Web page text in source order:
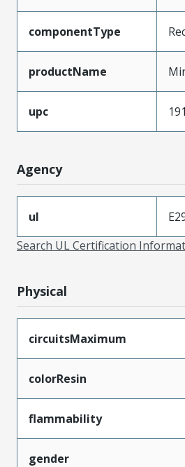
componentType
productName
upc
Agency
ul
Search UL Certification
Physical
circuitsMaximum
colorResin
flammability
gender